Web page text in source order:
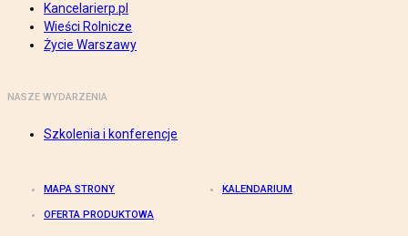
Kancelarierp.pl
Wieści Rolnicze
Życie Warszawy
NASZE WYDARZENIA
Szkolenia i konferencje
MAPA STRONY KALENDARIUM
OFERTA PRODUKTOWA